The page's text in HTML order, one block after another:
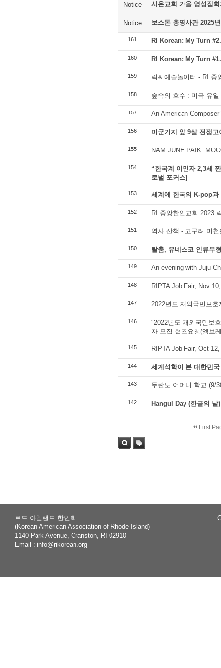
Notice 시온교회 가을 영성집
Notice 보스톤 총영사관 2025
161 RI Korean: My Turn
160 RI Korean: My Turn
159 릭씨예술놀이터 - RI 중
158 숲속의 호수 : 미국 유
157 An American
156 미군기지 앞 9살 전쟁
155 NAM JUNE PAIK:
154
“한국계 이민자 2,3세
로벌 포커스]
153 세계에 한국의 K-pop
152 RI 중앙한인교회 2023
151 역사 산책 - 고구려 미
150 탈춤, 유네스코 인류무
149 An evening with Juju
148 RIPTA Job Fair, Nov
147 2022년도 재외국민보
146
"2022년도 재외국민보
자 모집 협조요청(엠브
145 RIPTA Job Fair, Oct 12,
144 세계석학이 본 대한민
143 두란노 어머니 학교 (9/
142 Hangul Day (한글의 날)
First
로드 아일랜드 한인회
(Korean-American Association of Rhode Island)
1140 Park Avenue, Cranston, RI 02910
Email : info@rikorean.org